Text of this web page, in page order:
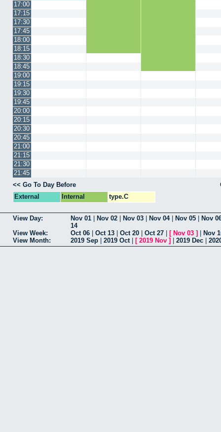
17:00
17:15
17:30
17:45
18:00
18:15
18:30
18:45
19:00
19:15
19:30
19:45
20:00
20:15
20:30
20:45
21:00
21:15
21:30
21:45
<< Go To Day Before
External
Internal type.C
View Day: Nov 01 Nov 02 Nov 03 Nov 04| Nov 05
Nov
14
View Week:
Oct 06 Oct 13 Oct 20 Oct 27 [ Nov 03 ]
Nov
View Month:
2019 Sep 2019 Oct| [ 2019 Nov ] 2019 Dec